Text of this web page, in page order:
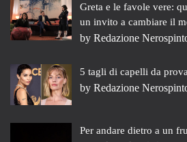
Greta e le favole vere:
un invito a cambiare il
by Redazione
5 tagli di capelli da
by Redazione
Per andare dietro a un